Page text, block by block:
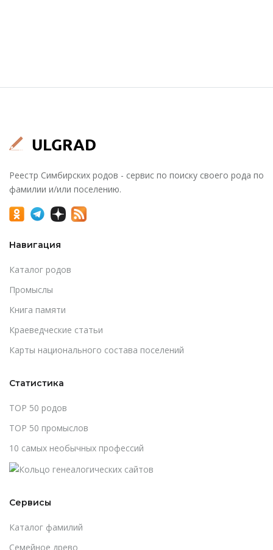
Реестр Симбирских родов - сервис по поиску своего рода по
фамилии и/или поселению.
Навигация
Каталог родов
Промыслы
Книга памяти
Краеведческие статьи
Карты национального состава поселений
Статистика
TOP 50 родов
TOP 50 промыслов
10 самых необычных профессий
Сервисы
Каталог фамилий
Cемейное древо